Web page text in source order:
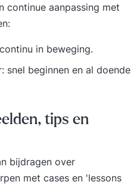
continue aanpassing met
in beweging.
snel beginnen en al doende
tips en
bijdragen over
met cases en 'lessons